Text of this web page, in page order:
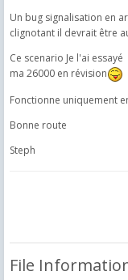
Un bug signalisation en
clignotant il devrait être
Ce scenario Je l'ai
ma 26000 en révision
Fonctionne uniquement
Bonne route
Steph
File